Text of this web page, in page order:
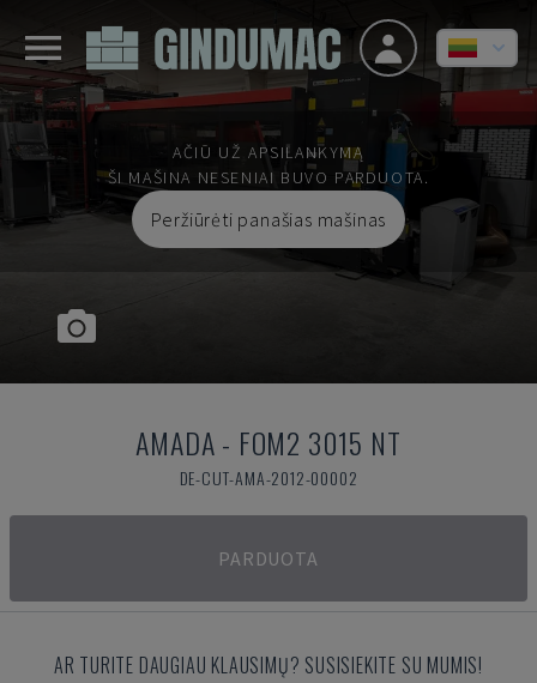
AČIŪ UŽ APSILANKYMĄ
ŠI MAŠINA NESENIAI BUVO PARDUOTA.
Peržiūrėti panašias mašinas
AMADA- FOM2 3015 NT
DE-CUT-AMA-2012-00002
PARDUOTA
AR TURITE DAUGIAU KLAUSIMŲ? SUSISIEKITE SU MUMIS!